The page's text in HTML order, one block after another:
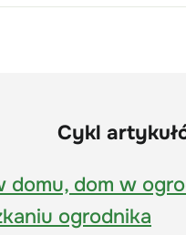
Cykl
domu, dom w
ogrodnika